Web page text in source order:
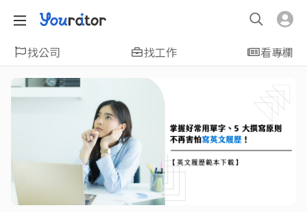
找公司 找工作 看專欄